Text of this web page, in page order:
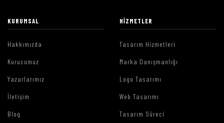
KURUMSAL
Hakkımızda
Kurucumuz
Yazarlarımız
İletişim
Blog
HIZMETLER
Tasarım Hizmetleri
Marka Danışmanlığı
Logo Tasarımı
Web Tasarımı
Tasarım Süreci